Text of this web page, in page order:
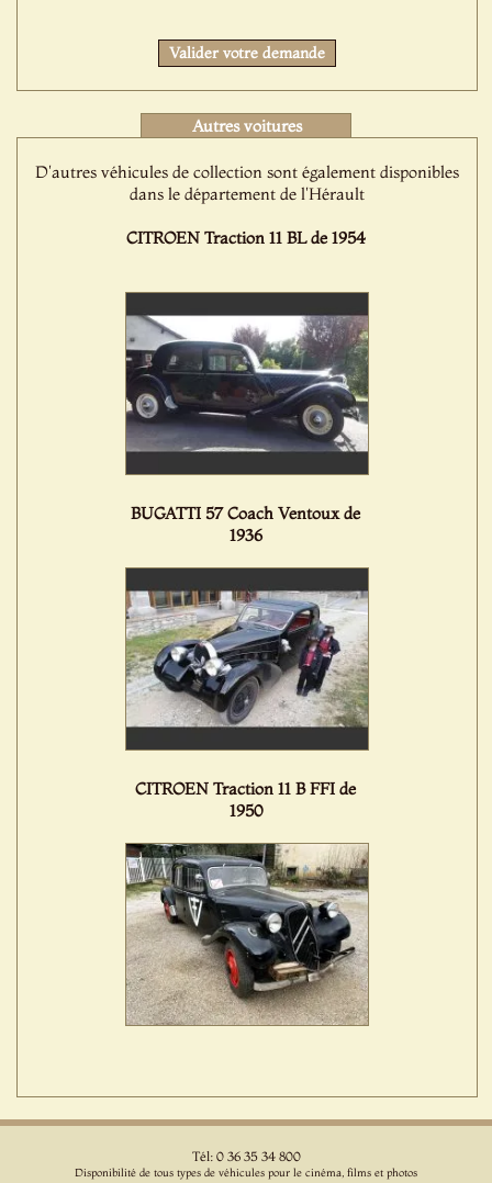
Valider votre demande
Autres voitures
D'autres véhicules de collection sont également disponibles
dans le département de l'Hérault
CITROEN Traction 11 BL de 1954
BUGATTI 57 Coach Ventoux de
1936
CITROEN Traction 11 B FFI de
1950
Tél: 0 36 35 34 800
Disponibilité de tous types de véhicules pour le cinéma, films et photos